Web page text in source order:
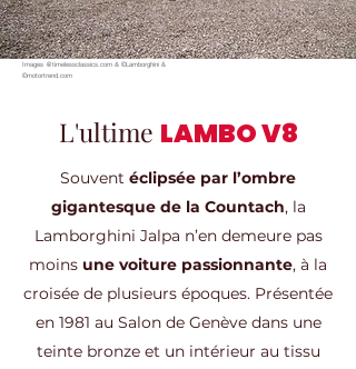
Images @timelessclassics.com & ©Lamborghini &
©motortrend.com
L'ultime LAMBO V8
Souvent éclipsée par l’ombre
gigantesque de la Countach, la
Lamborghini Jalpa n’en demeure pas
moins une voiture passionnante, à la
croisée de plusieurs époques. Présentée
en 1981 au Salon de Genève dans une
teinte bronze et un intérieur au tissu